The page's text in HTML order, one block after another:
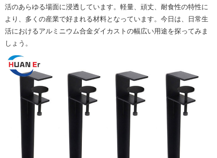
活のあらゆる場面に浸透しています。軽量、頑丈、耐食性の特性に
より、多くの産業で好まれる材料となっています。今日は、日常生
活におけるアルミニウム合金ダイカストの幅広い用途を探ってみま
しょう。